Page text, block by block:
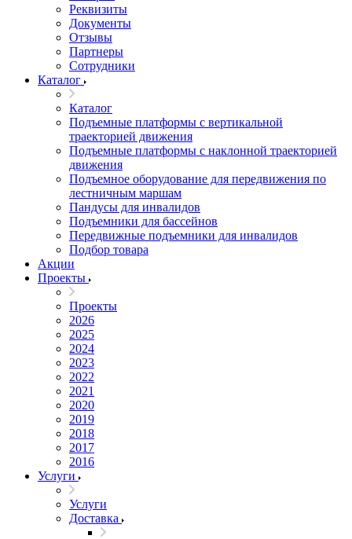
Реквизиты
Документы
Отзывы
Партнеры
Сотрудники
Каталог
Каталог
Подъемные платформы с вертикальной
траекторией движения
Подъемные платформы с наклонной траекторией
движения
Подъемное оборудование для передвижения по
лестничным маршам
Пандусы для инвалидов
Подъемники для бассейнов
Передвижные подъемники для инвалидов
Подбор товара
Акции
Проекты
Проекты
2026
2025
2024
2023
2022
2021
2020
2019
2018
2017
2016
Услуги
Услуги
Доставка